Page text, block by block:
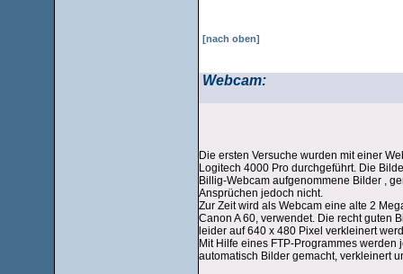
[nach oben]
Webcam:
Die ersten Versuche wurden mit einer
Logitech 4000 Pro durchgeführt. Die
Billig-Webcam aufgenommene Bilder ,
Ansprüchen jedoch nicht.
Zur Zeit wird als Webcam eine alte 2
Canon A 60, verwendet. Die recht guten
leider auf 640 x 480 Pixel verkleinert
Mit Hilfe eines FTP-Programmes werden
automatisch Bilder gemacht, verkleinert